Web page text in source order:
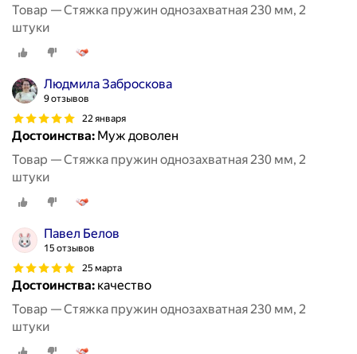
Товар — Стяжка пружин однозахватная 230 мм, 2
штуки
Людмила Заброскова
9 отзывов
22 января
Достоинства: Муж доволен
Товар — Стяжка пружин однозахватная 230 мм, 2
штуки
Павел Белов
15 отзывов
25 марта
Достоинства: качество
Товар — Стяжка пружин однозахватная 230 мм, 2
штуки